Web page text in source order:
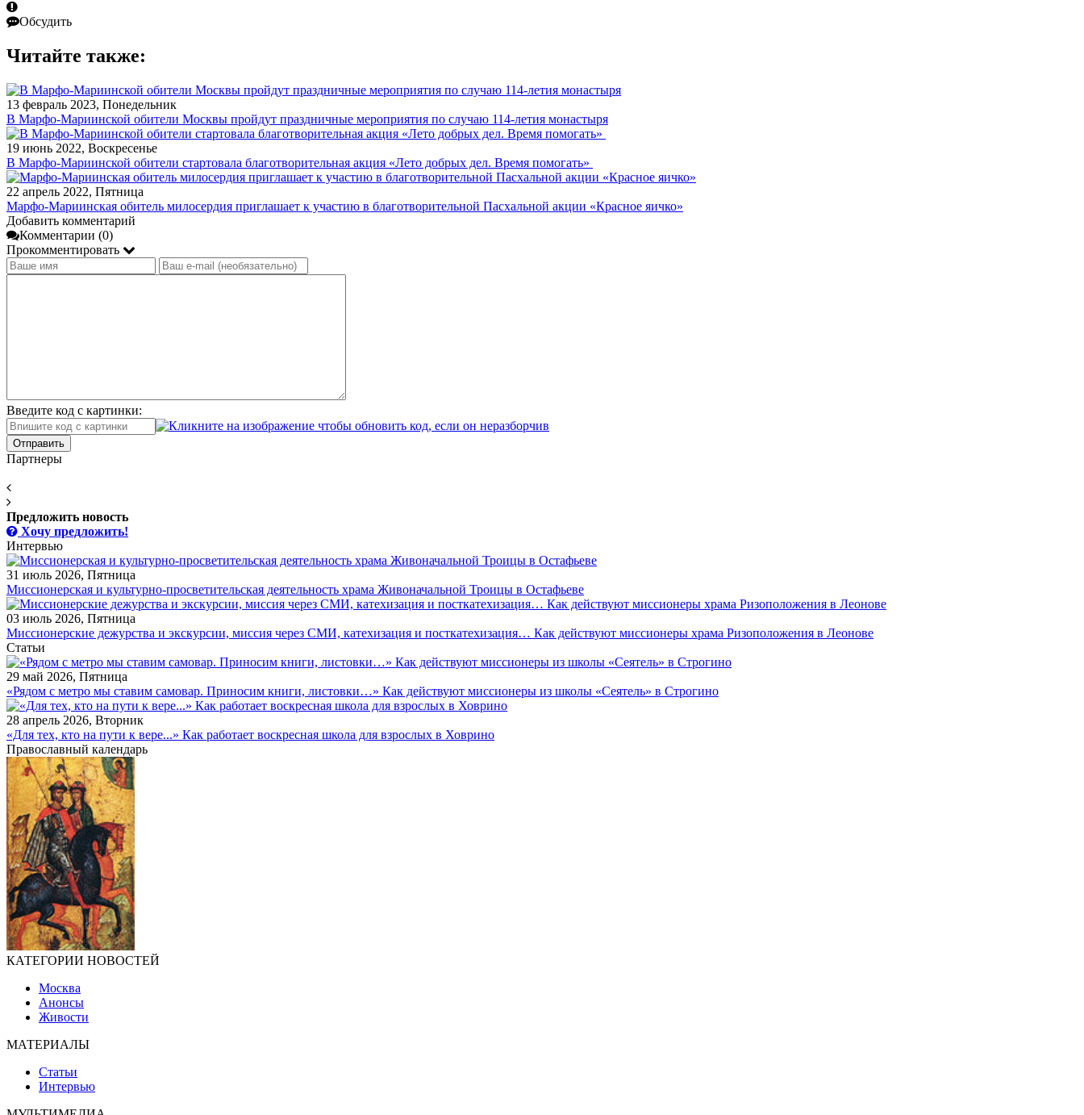
Обсудить
Читайте также:
13 февраль 2023, Понедельник
В Марфо-Мариинской обители Москвы пройдут праздничные мероприятия по случаю 114-летия монастыря
19 июнь 2022, Воскресенье
В Марфо-Мариинской обители стартовала благотворительная акция «Лето добрых дел. Время помогать»
22 апрель 2022, Пятница
Марфо-Мариинская обитель милосердия приглашает к участию в благотворительной Пасхальной акции «Красное яичко»
Добавить комментарий
Комментарии (0)
Прокомментировать
Введите код с картинки:
Отправить
Партнеры
Предложить новость
Хочу предложить!
Интервью
31 июль 2026, Пятница
Миссионерская и культурно-просветительская деятельность храма Живоначальной Троицы в Остафьеве
03 июль 2026, Пятница
Миссионерские дежурства и экскурсии, миссия через СМИ, катехизация и посткатехизация… Как действуют миссионеры храма Ризоположения в Леонове
Статьи
29 май 2026, Пятница
«Рядом с метро мы ставим самовар. Приносим книги, листовки…» Как действуют миссионеры из школы «Сеятель» в Строгино
28 апрель 2026, Вторник
«Для тех, кто на пути к вере...» Как работает воскресная школа для взрослых в Ховрино
Православный календарь
КАТЕГОРИИ НОВОСТЕЙ
Москва
Анонсы
Живости
МАТЕРИАЛЫ
Статьи
Интервью